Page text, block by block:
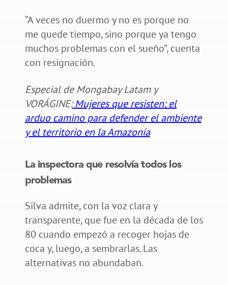
“A veces no duermo y no es porque no
me quede tiempo, sino porque ya tengo
muchos problemas con el sueño”, cuenta
con resignación.
Especial de Mongabay Latam y
VORÁGINE:Mujeres que resisten: el
arduo camino para defender el ambiente
y el territorio en la Amazonía
La inspectora que resolvía todos los
problemas
Silva admite, con la voz clara y
transparente, que fue en la década de los
80 cuando empezó a recoger hojas de
coca y, luego, a sembrarlas. Las
alternativas no abundaban.